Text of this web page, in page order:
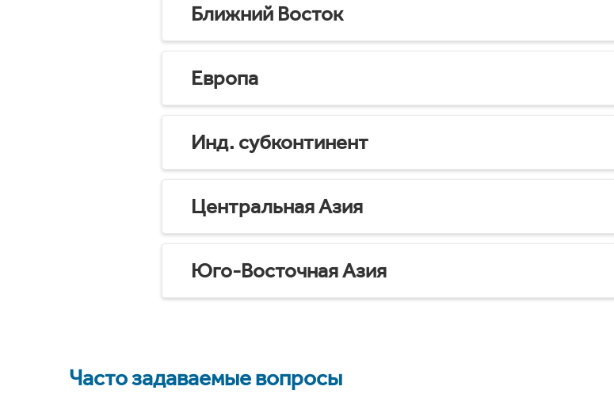
Ближний Восток
Европа
Инд. субконтинент
Центральная Азия
Юго-Восточная Азия
Часто задаваемые вопросы